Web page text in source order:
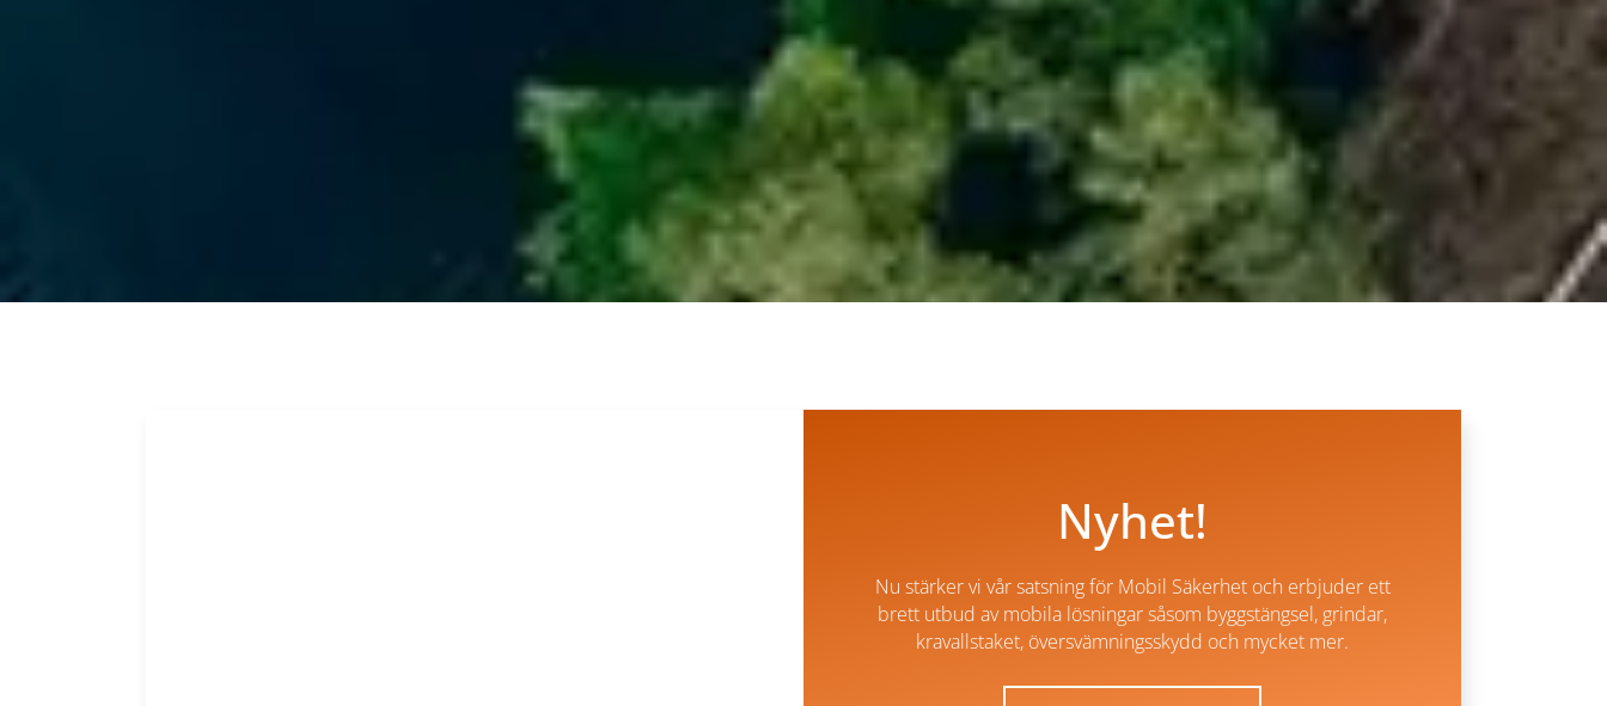
Nyhet!
Nu stärker vi vår satsning för Mobil Säkerhet och erbjuder ett
brett utbud av mobila lösningar såsom byggstängsel, grindar,
kravallstaket, översvämningsskydd och mycket mer.